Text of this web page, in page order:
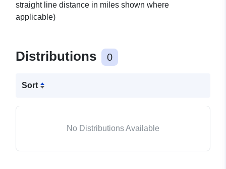
straight line distance in miles shown where
applicable)
Distributions 0
Sort
No Distributions Available